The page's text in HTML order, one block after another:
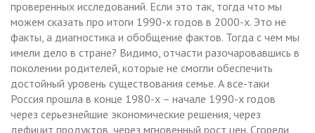
проверенных исследований. Если это так, тогда что мы
можем сказать про итоги 1990-х годов в 2000-х. Это не
факты, а диагностика и обобщение фактов. Тогда с чем мы
имели дело в стране? Видимо, отчасти разочаровавшись в
поколении родителей, которые не смогли обеспечить
достойный уровень существования семье. А все-таки
Россия прошла в конце 1980-х – начале 1990-х годов
через серьезнейшие экономические решения, через
дефицит продуктов, через мгновенный рост цен. Сгорели